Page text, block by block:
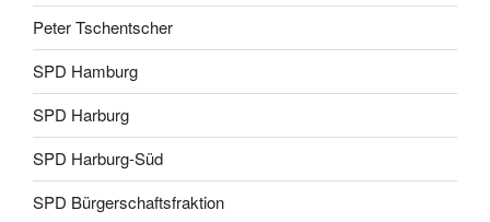
Peter Tschentscher
SPD Hamburg
SPD Harburg
SPD Harburg-Süd
SPD Bürgerschaftsfraktion